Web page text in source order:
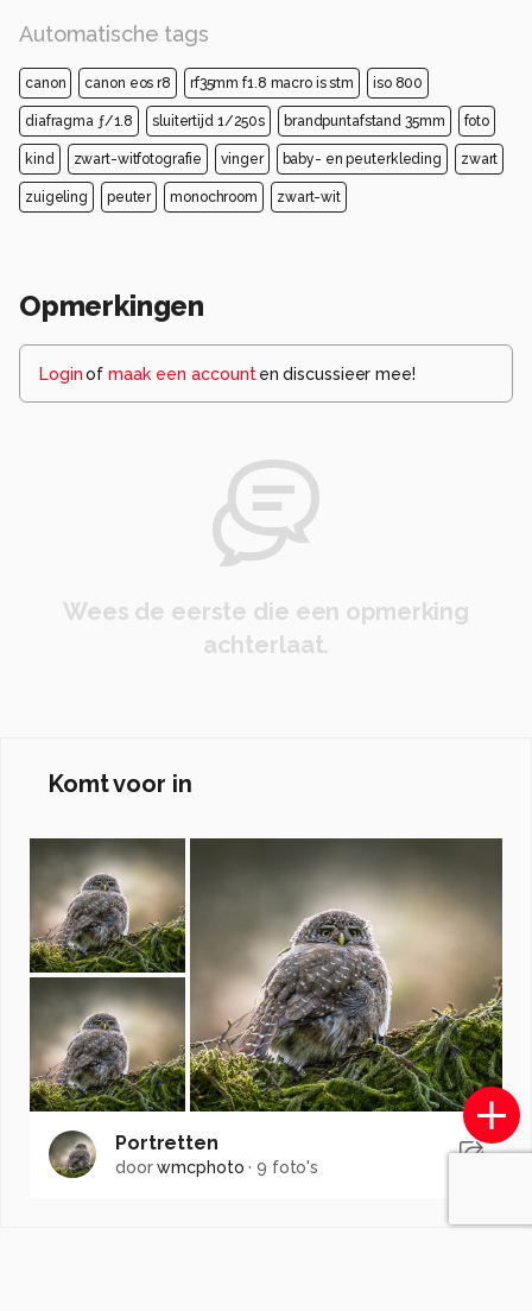
Automatische tags
canon canon eos r8 rf35mm f1.8 macro is stm iso 800
diafragma ƒ/1.8 sluitertijd 1/250s brandpuntafstand 35mm foto
kind zwart-witfotografie vinger baby- en peuterkleding zwart
zuigeling peuter monochroom zwart-wit
Opmerkingen
Loginof maak een account en discussieer mee!
Wees de eerste die een opmerking
achterlaat.
Komt voor in
Portretten
doorwmcphoto ·9 foto's